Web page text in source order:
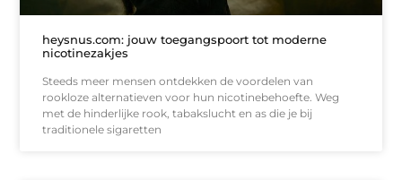
heysnus.com: jouw toegangspoort tot moderne
nicotinezakjes
Steeds meer mensen ontdekken de voordelen van
rookloze alternatieven voor hun nicotinebehoefte. Weg
met de hinderlijke rook, tabakslucht en as die je bij
traditionele sigaretten